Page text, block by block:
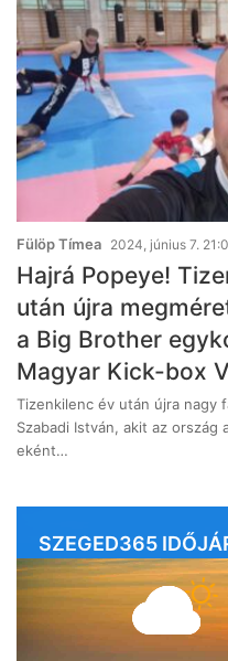
Fülöp Tímea 2024, június 7.
Hajrá Popeye!
után újra
a Big Brother
Magyar Kick-box
Tizenkilenc év után újra nagy
Szabadi István, akit az
eként…
SZEGED365